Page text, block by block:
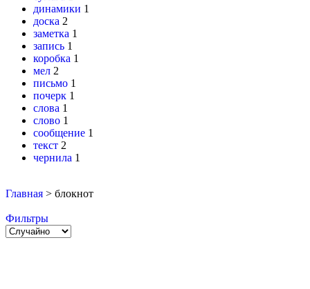
динамики 1
доска 2
заметка 1
запись 1
коробка 1
мел 2
письмо 1
почерк 1
слова 1
слово 1
сообщение 1
текст 2
чернила 1
Главная > блокнот
Фильтры